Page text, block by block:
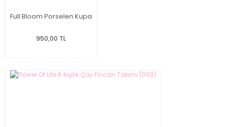
Full Bloom Porselen Kupa
950,00 TL